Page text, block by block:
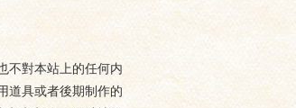
不對本站上的任何内
道具或者後期制作的